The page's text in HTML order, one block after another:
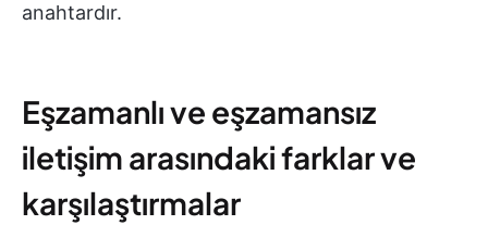
anahtardır.
Eşzamanlı ve eşzamansız
iletişim arasındaki farklar ve
karşılaştırmalar